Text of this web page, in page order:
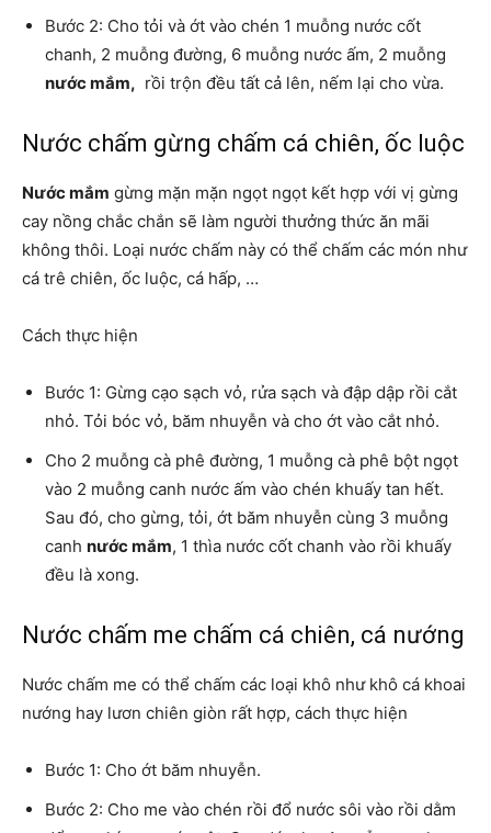
Bước 2: Cho tỏi và ớt vào chén 1 muỗng nước cốt
chanh, 2 muỗng đường, 6 muỗng nước ấm, 2 muỗng
nước mắm, rồi trộn đều tất cả lên, nếm lại cho vừa.
Nước chấm gừng chấm cá chiên, ốc luộc
Nước mắm gừng mặn mặn ngọt ngọt kết hợp với vị gừng
cay nồng chắc chắn sẽ làm người thưởng thức ăn mãi
không thôi. Loại nước chấm này có thể chấm các món như
cá trê chiên, ốc luộc, cá hấp, …
Cách thực hiện
Bước 1: Gừng cạo sạch vỏ, rửa sạch và đập dập rồi cắt
nhỏ. Tỏi bóc vỏ, băm nhuyễn và cho ớt vào cắt nhỏ.
Cho 2 muỗng cà phê đường, 1 muỗng cà phê bột ngọt
vào 2 muỗng canh nước ấm vào chén khuấy tan hết.
Sau đó, cho gừng, tỏi, ớt băm nhuyễn cùng 3 muỗng
canh nước mắm, 1 thìa nước cốt chanh vào rồi khuấy
đều là xong.
Nước chấm me chấm cá chiên, cá nướng
Nước chấm me có thể chấm các loại khô như khô cá khoai
nướng hay lươn chiên giòn rất hợp, cách thực hiện
Bước 1: Cho ớt băm nhuyễn.
Bước 2: Cho me vào chén rồi đổ nước sôi vào rồi dằm